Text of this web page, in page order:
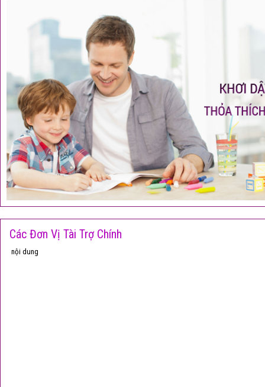
Các Đơn Vị Tài Trợ Chính
nội dung